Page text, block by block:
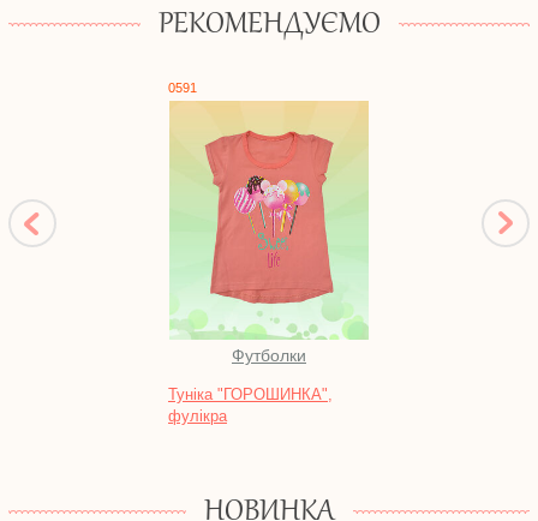
РЕКОМЕНДУЄМО
0591
Футболки
Туніка "ГОРОШИНКА",
фулікра
НОВИНКА